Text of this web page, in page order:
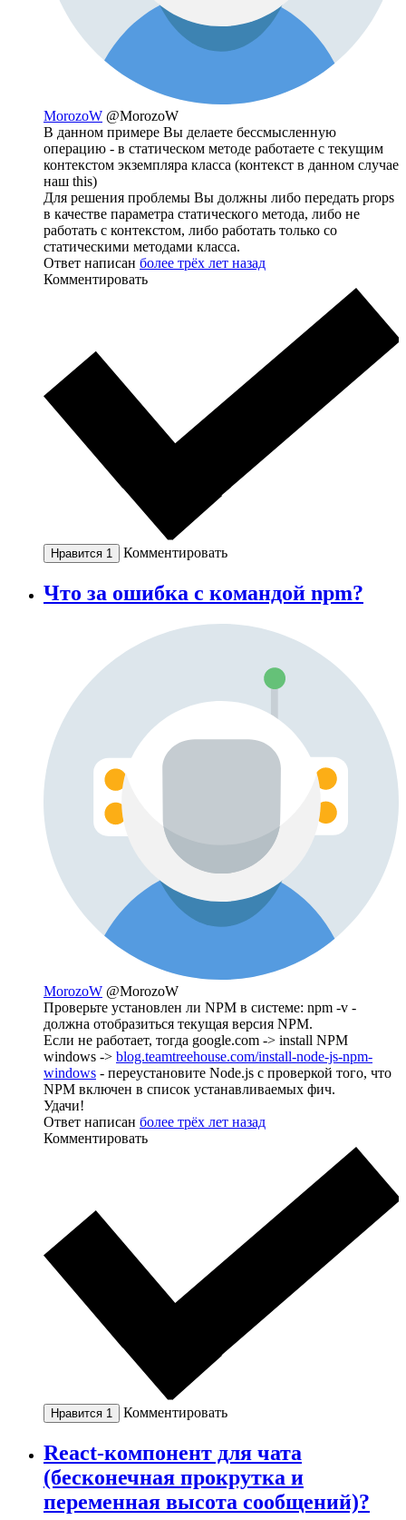
MorozoW @MorozoW
В данном примере Вы делаете бессмысленную
операцию - в статическом методе работаете с текущим
контекстом экземпляра класса (контекст в данном случае
наш this)
Для решения проблемы Вы должны либо передать props
в качестве параметра статического метода, либо не
работать с контекстом, либо работать только со
статическими методами класса.
Ответ написан более трёх лет назад
Комментировать
Нравится 1 Комментировать
Что за ошибка с командой npm?
MorozoW @MorozoW
Проверьте установлен ли NPM в системе: npm -v -
должна отобразиться текущая версия NPM.
Если не работает, тогда google.com -> install NPM
windows -> blog.teamtreehouse.com/install-node-js-npm-
windows - переустановите Node.js с проверкой того, что
NPM включен в список устанавливаемых фич.
Удачи!
Ответ написан более трёх лет назад
Комментировать
Нравится 1 Комментировать
React-компонент для чата
(бесконечная прокрутка и
переменная высота сообщений)?